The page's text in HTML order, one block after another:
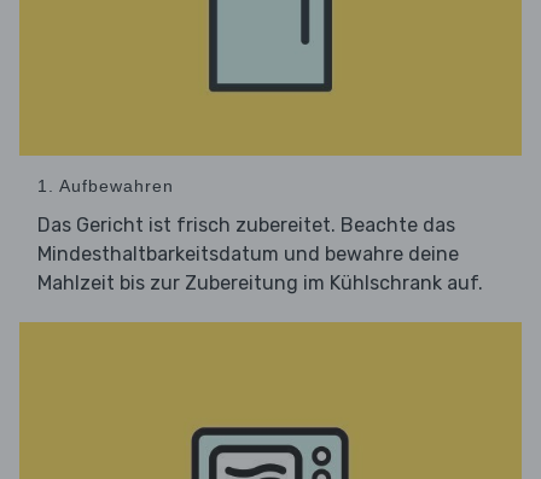
1. Aufbewahren
Das Gericht ist frisch zubereitet. Beachte das
Mindesthaltbarkeitsdatum und bewahre deine
Mahlzeit bis zur Zubereitung im Kühlschrank auf.